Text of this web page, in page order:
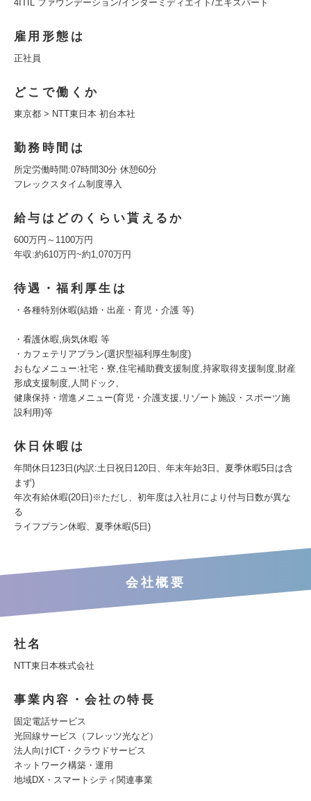
4ITIL ファウンデーション/インターミディエイト/エキスパート
雇用形態は
正社員
どこで働くか
東京都 > NTT東日本 初台本社
勤務時間は
所定労働時間:07時間30分 休憩60分
フレックスタイム制度導入
給与はどのくらい貰えるか
600万円～1100万円
年収:約610万円~約1,070万円
待遇・福利厚生は
・各種特別休暇(結婚・出産・育児・介護 等)
・看護休暇,病気休暇 等
・カフェテリアプラン(選択型福利厚生制度)
おもなメニュー:社宅・寮,住宅補助費支援制度,持家取得支援制度,財産
形成支援制度,人間ドック,
健康保持・増進メニュー(育児・介護支援,リゾート施設・スポーツ施
設利用)等
休日休暇は
年間休日123日(内訳:土日祝日120日、年末年始3日。夏季休暇5日は含
まず)
年次有給休暇(20日)※ただし、初年度は入社月により付与日数が異な
る
ライフプラン休暇、夏季休暇(5日)
会社概要
社名
NTT東日本株式会社
事業内容・会社の特長
固定電話サービス
光回線サービス（フレッツ光など）
法人向けICT・クラウドサービス
ネットワーク構築・運用
地域DX・スマートシティ関連事業